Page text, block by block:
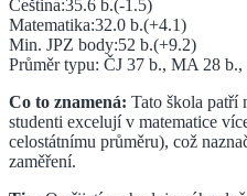
Čeština:35.6 b.(-1.5)
Matematika:32.0 b.(+4.1)
Min. JPZ body:52 b.(+9.2)
Průměr typu: ČJ 37 b., MA 28 b.,
Co to znamená: Tato škola patří
studenti excelují v matematice
celostátnímu průměru), což
zaměření.